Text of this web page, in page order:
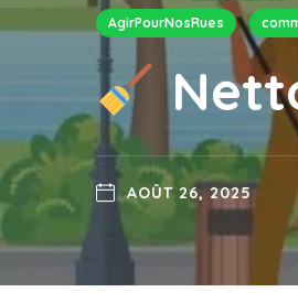
AgirPourNosRues
AOÛT 26, 2025